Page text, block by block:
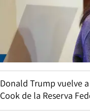
Donald Trump vuelve
Cook de la Reserva